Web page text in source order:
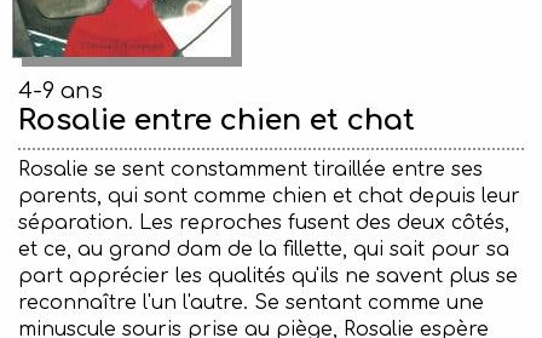
4-9 ans
Rosalie entre chien et chat
Rosalie se sent constamment tiraillée entre ses
parents, qui sont comme chien et chat depuis leur
séparation. Les reproches fusent des deux côtés,
et ce, au grand dam de la fillette, qui sait pour sa
part apprécier les qualités qu'ils ne savent plus se
reconnaître l'un l'autre. Se sentant comme une
minuscule souris prise au piège, Rosalie espère